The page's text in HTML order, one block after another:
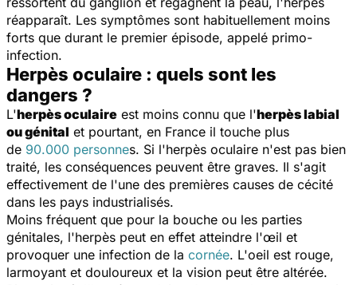
réapparaît. Les symptômes sont habituellement moins
forts que durant le premier épisode, appelé primo-
infection.
Herpès oculaire : quels sont les
dangers ?
L'herpès oculaire est moins connu que l'herpès labial
ou génital et pourtant, en France il touche plus
de 90.000 personnes. Si l'herpès oculaire n'est pas bien
traité, les conséquences peuvent être graves. Il s'agit
effectivement de l'une des premières causes de cécité
dans les pays industrialisés.
Moins fréquent que pour la bouche ou les parties
génitales, l'herpès peut en effet atteindre l'œil et
provoquer une infection de la cornée. L'oeil est rouge,
larmoyant et douloureux et la vision peut être altérée.